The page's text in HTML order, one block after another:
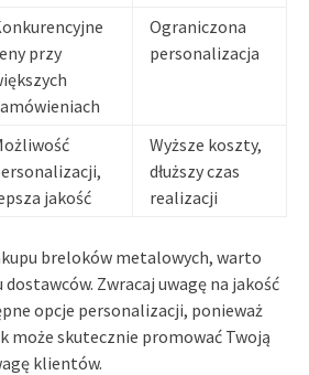
przy
Ograniczona
personalizacja
jakość
Wyższe koszty,
dłuższy czas
realizacji
breloków metalowych, warto
Zwracaj uwagę na jakość
opcje personalizacji, ponieważ
może skutecznie promować Twoją
klientów.